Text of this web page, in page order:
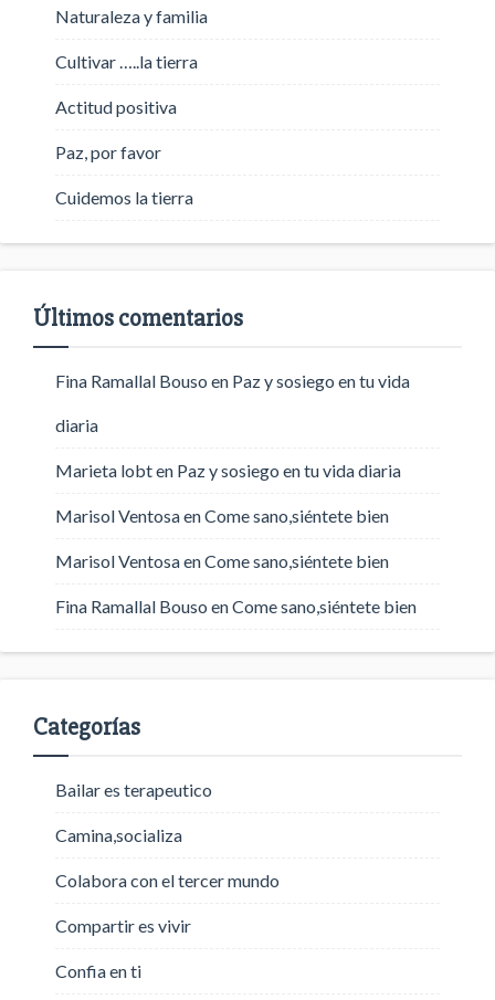
Naturaleza y familia
Cultivar …..la tierra
Actitud positiva
Paz, por favor
Cuidemos la tierra
Últimos comentarios
Fina Ramallal Bouso en Paz y sosiego en tu vida
diaria
Marieta lobten Paz y sosiego en tu vida diaria
Marisol VentosaenCome sano,siéntete bien
Marisol VentosaenCome sano,siéntete bien
Fina Ramallal Bouso enCome sano,siéntete bien
Categorías
Bailar es terapeutico
Camina,socializa
Colabora con el tercer mundo
Compartir es vivir
Confia en ti